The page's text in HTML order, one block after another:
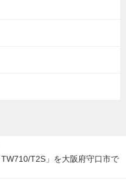
TW710/T2S」を大阪府守口市で